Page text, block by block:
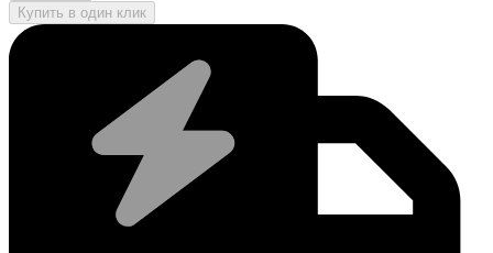
Купить в один клик